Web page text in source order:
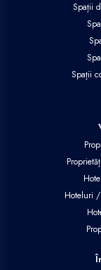
Spații
Spații
Hoteluri